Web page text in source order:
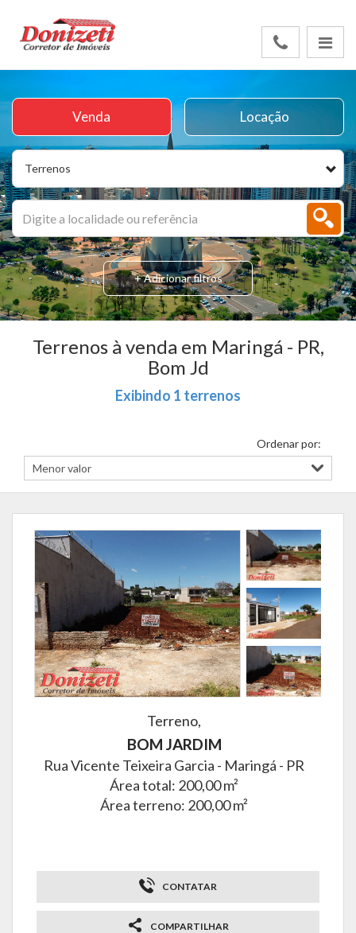
Terrenos
Venda Locação
+ Adicionar filtros
Terrenos à venda em Maringá - PR,
Bom Jd
Exibindo 1 terrenos
Ordenar por:
Terreno,
BOM JARDIM
Rua Vicente Teixeira Garcia - Maringá - PR
Área total: 200,00 m²
Área terreno: 200,00 m²
CONTATAR
COMPARTILHAR